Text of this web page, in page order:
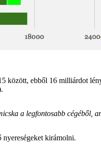
ebből 16 milliárdot
a legfontosabb cégéből,
nyereségeket kirámolni.